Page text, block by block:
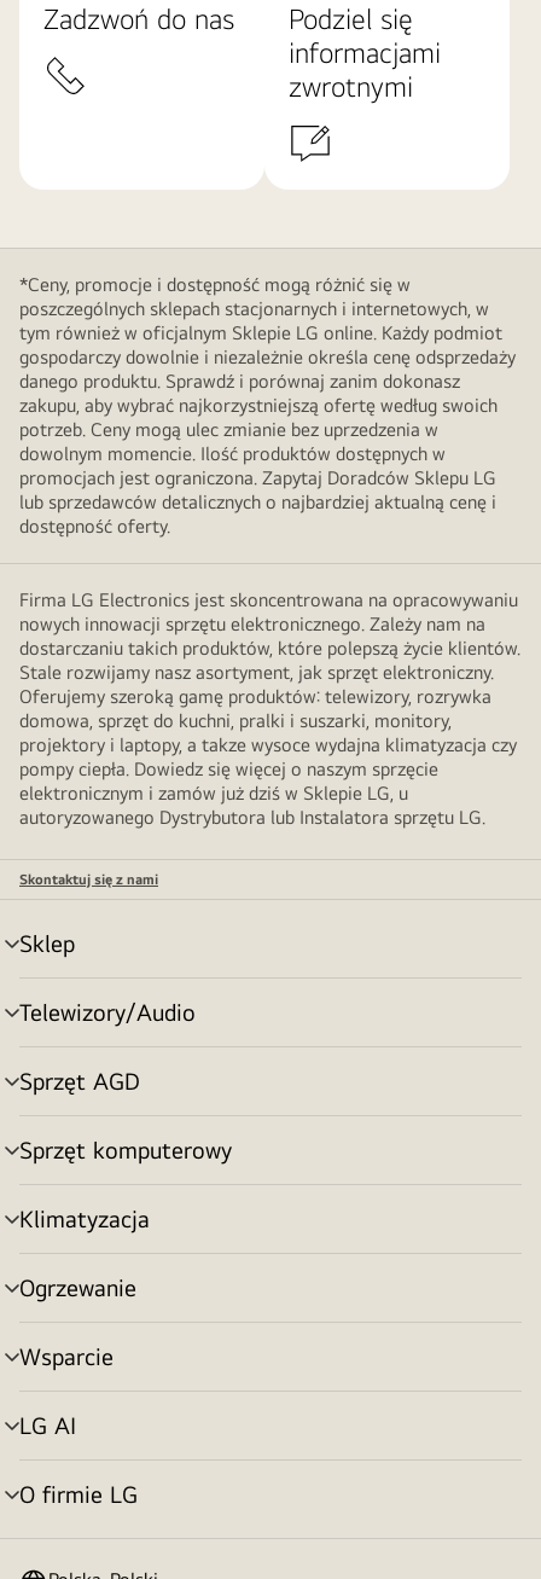
Zadzwoń do nas
Podziel się
informacjami
zwrotnymi
*Ceny, promocje i dostępność mogą różnić się w
poszczególnych sklepach stacjonarnych i internetowych, w
tym również w oficjalnym Sklepie LG online. Każdy podmiot
gospodarczy dowolnie i niezależnie określa cenę odsprzedaży
danego produktu. Sprawdź i porównaj zanim dokonasz
zakupu, aby wybrać najkorzystniejszą ofertę według swoich
potrzeb. Ceny mogą ulec zmianie bez uprzedzenia w
dowolnym momencie. Ilość produktów dostępnych w
promocjach jest ograniczona. Zapytaj Doradców Sklepu LG
lub sprzedawców detalicznych o najbardziej aktualną cenę i
dostępność oferty.
Firma LG Electronics jest skoncentrowana na opracowywaniu
nowych innowacji sprzętu elektronicznego. Zależy nam na
dostarczaniu takich produktów, które polepszą życie klientów.
Stale rozwijamy nasz asortyment, jak sprzęt elektroniczny.
Oferujemy szeroką gamę produktów: telewizory, rozrywka
domowa, sprzęt do kuchni, pralki i suszarki, monitory,
projektory i laptopy, a takze wysoce wydajna klimatyzacja czy
pompy ciepła. Dowiedz się więcej o naszym sprzęcie
elektronicznym i zamów już dziś w Sklepie LG, u
autoryzowanego Dystrybutora lub Instalatora sprzętu LG.
Skontaktuj się z nami
Sklep
Przełącznik
menu
Telewizory/Audio
Przełącznik
menu
Sprzęt AGD
Przełącznik
menu
Sprzęt komputerowy
Przełącznik
menu
Klimatyzacja
Przełącznik
menu
Ogrzewanie
Przełącznik
menu
Wsparcie
Przełącznik
menu
LG AI
Przełącznik
menu
O firmie LG
Przełącznik